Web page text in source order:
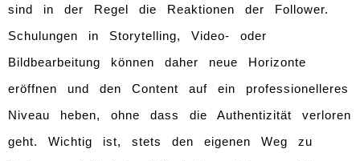
sind in der Regel die Reaktionen der Follower.
Schulungen in Storytelling, Video- oder
Bildbearbeitung können daher neue Horizonte
eröffnen und den Content auf ein professionelleres
Niveau heben, ohne dass die Authentizität verloren
geht. Wichtig ist, stets den eigenen Weg zu